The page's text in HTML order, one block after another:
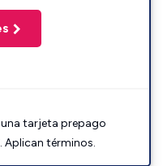
tarjeta prepago
términos.